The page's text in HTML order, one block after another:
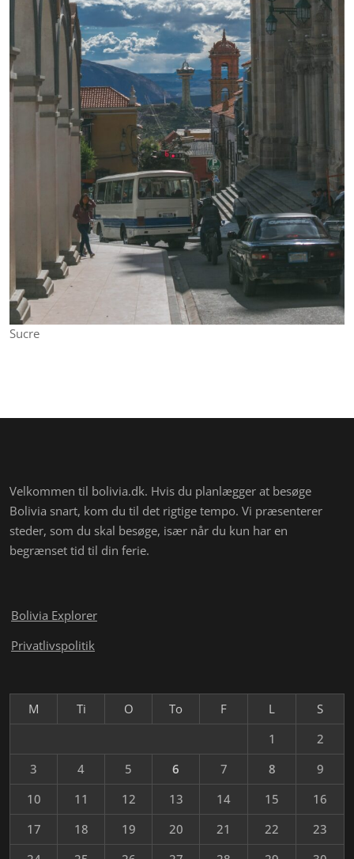
Sucre
Velkommen til bolivia.dk. Hvis du planlægger at besøge
Bolivia snart, kom du til det rigtige tempo. Vi præsenterer
steder, som du skal besøge, især når du kun har en
begrænset tid til din ferie.
Bolivia Explorer
Privatlivspolitik
M Ti O To F L
S
1
2
3
4 5 6 7 8
9
10
11 12 13 14 15
16
17
18 19 20 21 22
23